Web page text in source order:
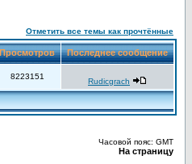
Отметить все темы как прочтённые
Последнее сообщение
8223151
Rudicgrach
Часовой пояс: GMT
На страницу